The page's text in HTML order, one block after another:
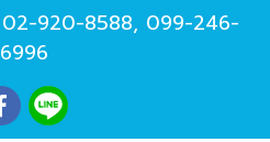
02-920-8588, 099-246-
6996